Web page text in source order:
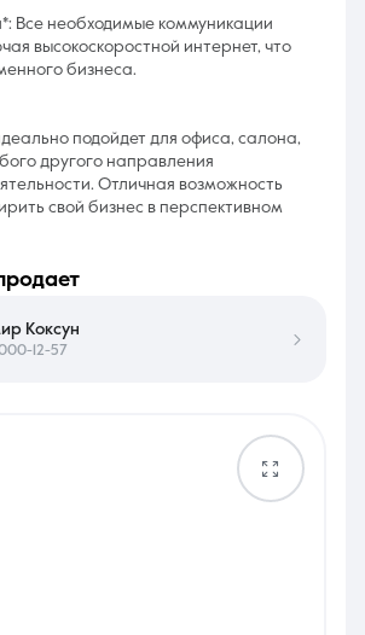
Все необходимые коммуникации
высокоскоростной интернет, что
бизнеса.
подойдет для офиса, салона,
другого направления
Отличная возможность
свой бизнес в перспективном
Коксун
12-57